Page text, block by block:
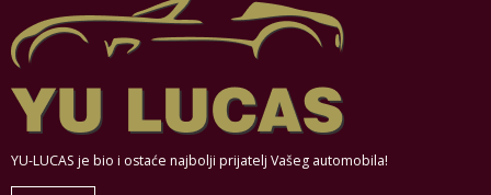
YU-LUCAS je bio i ostaće najbolji prijatelj Vašeg automobila!